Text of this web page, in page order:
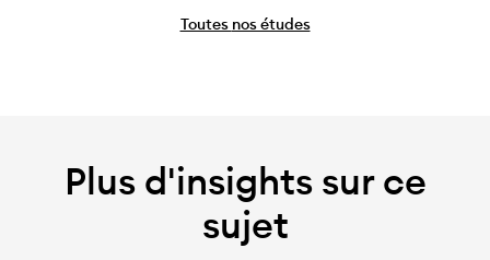
Toutes nos études
Plus d'insights sur ce
sujet